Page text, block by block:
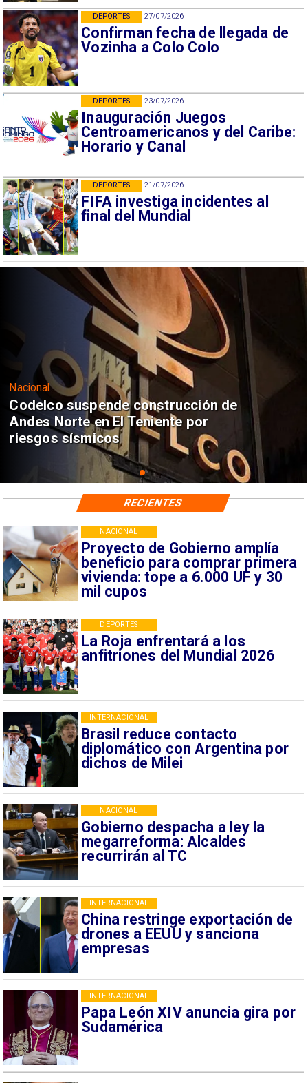
27/07/2026
Confirman fecha de llegada de
Vozinha a Colo Colo
DEPORTES
23/07/2026
Inauguración Juegos
Centroamericanos y del Caribe:
Horario y Canal
DEPORTES
21/07/2026
FIFA investiga incidentes al
final del Mundial
DEPORTES
Nacional
Codelco suspende construcción de
Andes Norte en El Teniente por
riesgos sísmicos
Proyecto de Gobierno amplía
beneficio para comprar primera
vivienda: tope a 6.000 UF y 30
mil cupos
NACIONAL
La Roja enfrentará a los
anfitriones del Mundial 2026
DEPORTES
Brasil reduce contacto
diplomático con Argentina por
dichos de Milei
INTERNACIONAL
Gobierno despacha a ley la
megarreforma: Alcaldes
recurrirán al TC
NACIONAL
China restringe exportación de
drones a EEUU y sanciona
empresas
INTERNACIONAL
Papa León XIV anuncia gira por
Sudamérica
INTERNACIONAL
RECIENTES